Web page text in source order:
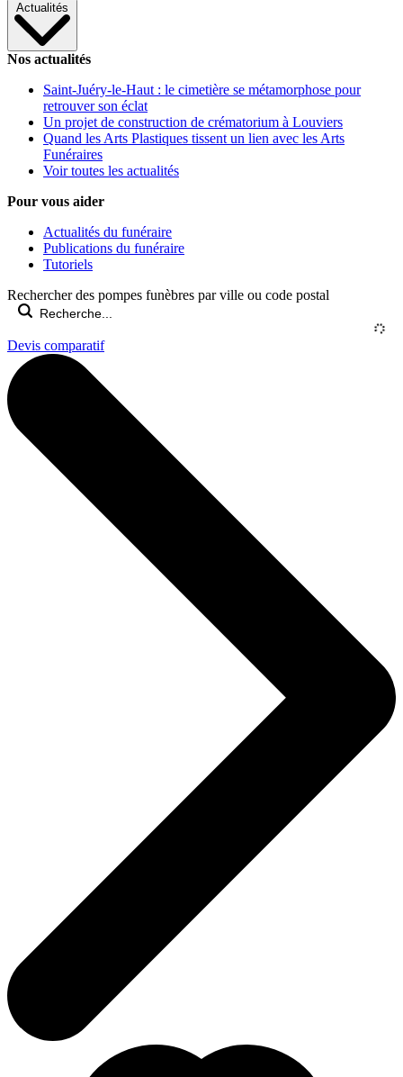
Actualités
Nos actualités
Saint-Juéry-le-Haut : le cimetière se métamorphose pour
retrouver son éclat
Un projet de construction de crématorium à Louviers
Quand les Arts Plastiques tissent un lien avec les Arts
Funéraires
Voir toutes les actualités
Pour vous aider
Actualités du funéraire
Publications du funéraire
Tutoriels
Rechercher des pompes funèbres par ville ou code postal
Devis comparatif